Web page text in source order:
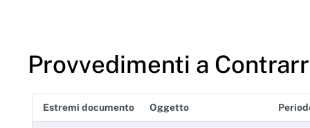
Performance
Enti controllati
Attività e procedimenti
Provvedimenti a
Estremi documento Oggetto